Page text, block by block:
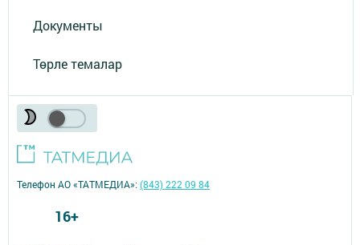
Документы
Төрле темалар
Телефон АО «ТАТМЕДИА»:(843) 222 09 84
16+